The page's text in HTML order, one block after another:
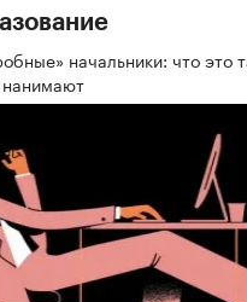
начальники: что это